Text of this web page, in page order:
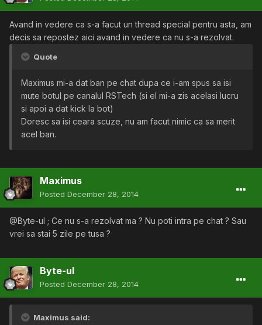
Avand in vedere ca s-a facut un thread special pentru asta, am
decis sa repostez aici avand in vedere ca nu s-a rezolvat.
Quote
Maximus mi-a dat ban pe chat dupa ce i-am spus sa isi
mute botul pe canalul RSTech (si el mi-a zis acelasi lucru
si apoi a dat kick la bot)
Doresc sa isi ceara scuze, nu am facut nimic ca sa merit
acel ban.
Maximus
Posted December 28, 2014
@Byte-ul ; Ce nu s-a rezolvat ma ? Nu poti intra pe chat ? Sau
vrei sa stai 5 zile pe tusa ?
Byte-ul
Posted December 28, 2014
Maximus said: